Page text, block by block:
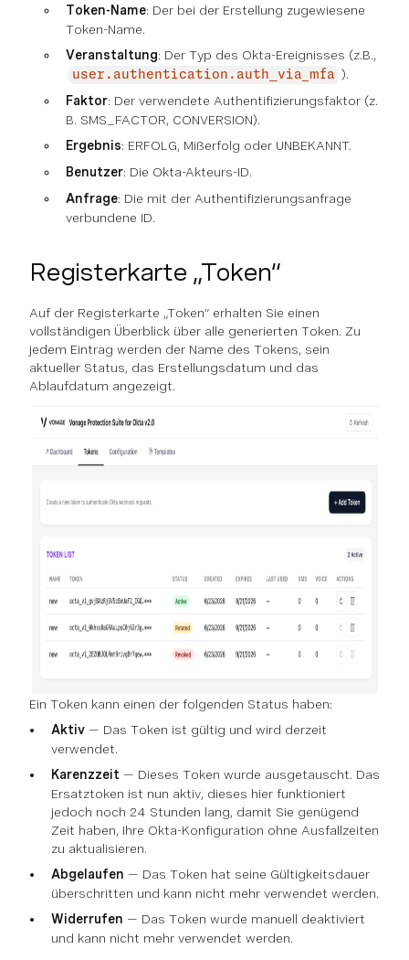
Token-Name: Der bei der Erstellung zugewiesene
Token-Name.
Veranstaltung: Der Typ des Okta-Ereignisses (z.B.,
user.authentication.auth_via_mfa ).
Faktor: Der verwendete Authentifizierungsfaktor (z.
B. SMS_FACTOR, CONVERSION).
Ergebnis: ERFOLG, Mißerfolg oder UNBEKANNT.
Benutzer: Die Okta-Akteurs-ID.
Anfrage: Die mit der Authentifizierungsanfrage
verbundene ID.
Registerkarte „Token“
Auf der Registerkarte „Token“ erhalten Sie einen
vollständigen Überblick über alle generierten Token. Zu
jedem Eintrag werden der Name des Tokens, sein
aktueller Status, das Erstellungsdatum und das
Ablaufdatum angezeigt.
Ein Token kann einen der folgenden Status haben:
Aktiv — Das Token ist gültig und wird derzeit
verwendet.
Karenzzeit — Dieses Token wurde ausgetauscht. Das
Ersatztoken ist nun aktiv, dieses hier funktioniert
jedoch noch 24 Stunden lang, damit Sie genügend
Zeit haben, Ihre Okta-Konfiguration ohne Ausfallzeiten
zu aktualisieren.
Abgelaufen — Das Token hat seine Gültigkeitsdauer
überschritten und kann nicht mehr verwendet werden.
Widerrufen — Das Token wurde manuell deaktiviert
und kann nicht mehr verwendet werden.